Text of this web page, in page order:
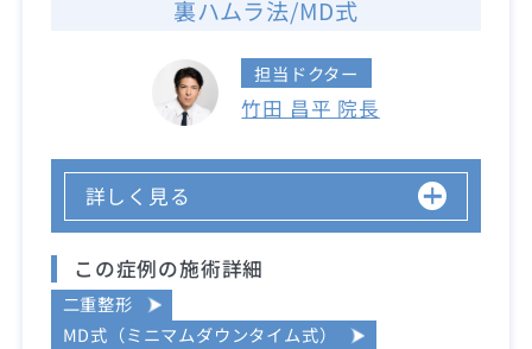
裏ハムラ法/MD式
担当ドクター
竹田 昌平 院長
詳しく見る
この症例の施術詳細
二重整形
MD式（ミニマムダウンタイム式）